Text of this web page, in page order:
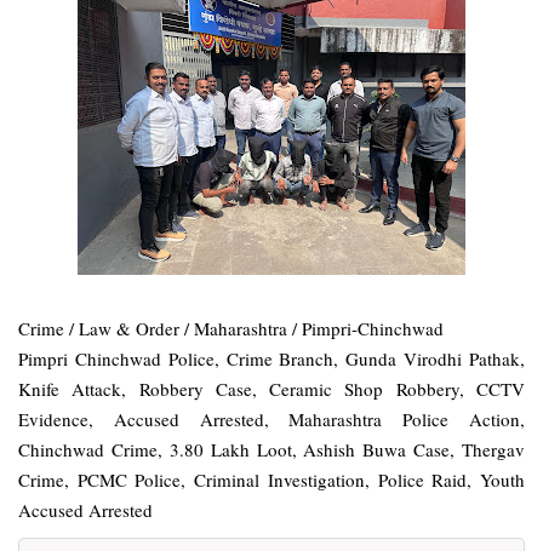
Crime / Law & Order / Maharashtra / Pimpri-Chinchwad
Pimpri Chinchwad Police, Crime Branch, Gunda Virodhi Pathak,
Knife Attack, Robbery Case, Ceramic Shop Robbery, CCTV
Evidence, Accused Arrested, Maharashtra Police Action,
Chinchwad Crime, 3.80 Lakh Loot, Ashish Buwa Case, Thergav
Crime, PCMC Police, Criminal Investigation, Police Raid, Youth
Accused Arrested